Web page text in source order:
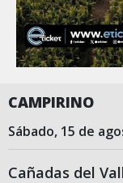
CAMPIRINO
sábado, 15 de
Cañadas del